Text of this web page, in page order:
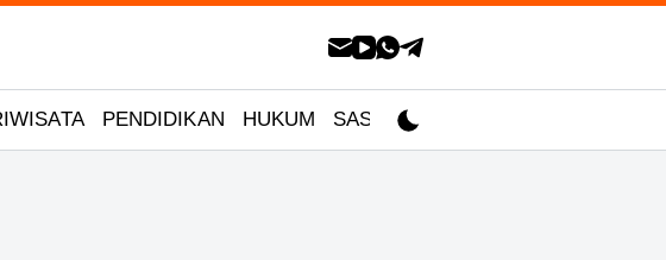
PENDIDIKAN HUKUM SASTRA